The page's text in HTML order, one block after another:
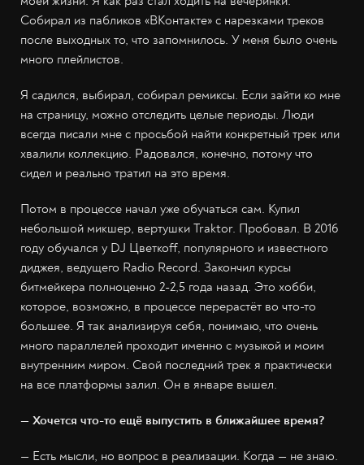
Собирал из пабликов «ВКонтакте» с нарезками треков
после выходных то, что запомнилось. У меня было очень
много плейлистов.
Я садился, выбирал, собирал ремиксы. Если зайти ко мне
на страницу, можно отследить целые периоды. Люди
всегда писали мне с просьбой найти конкретный трек или
хвалили коллекцию. Радовался, конечно, потому что
сидел и реально тратил на это время.
Потом в процессе начал уже обучаться сам. Купил
небольшой микшер, вертушки Traktor. Пробовал. В 2016
году обучался у DJ Цветкоff, популярного и известного
диджея, ведущего Radio Record. Закончил курсы
битмейкера полноценно 2-2,5 года назад. Это хобби,
которое, возможно, в процессе перерастёт во что-то
большее. Я так анализируя себя, понимаю, что очень
много параллелей проходит именно с музыкой и моим
внутренним миром. Свой последний трек я практически
на все платформы залил. Он в январе вышел.
— Хочется что-то ещё выпустить в ближайшее время?
— Есть мысли, но вопрос в реализации. Когда — не знаю.